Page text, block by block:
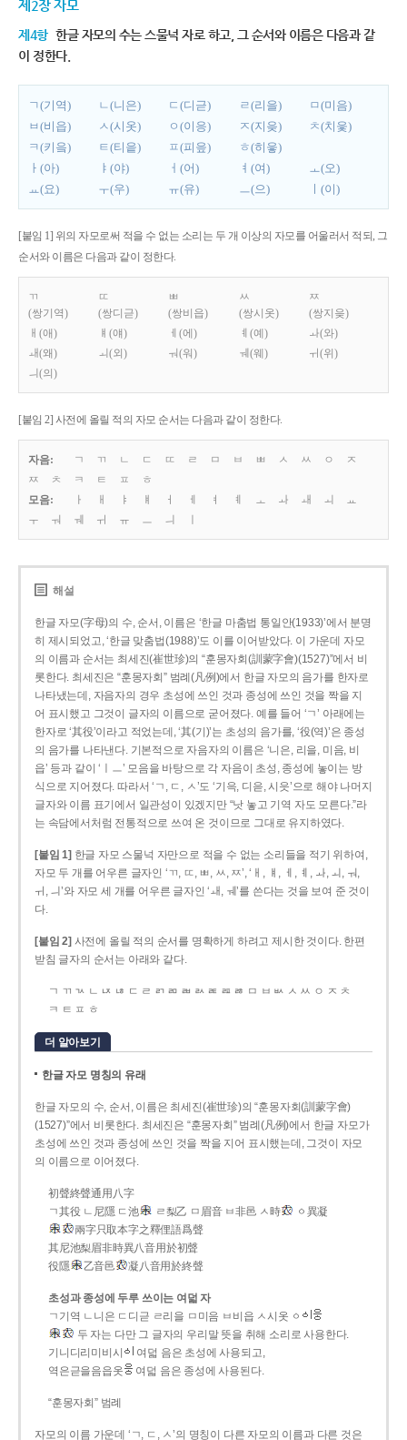
제2장 자모
제4항 한글 자모의 수는 스물넉 자로 하고, 그 순서와 이름은 다음과 같
이 정한다.
ㄱ(기역) ㄴ(니은) ㄷ(디귿) ㄹ(리을)
ㅁ(미음)
ㅂ(비읍)
ㅅ(시옷) ㅇ(이응) ㅈ(지읒)
ㅊ(치읓)
ㅋ(키읔)
ㅌ(티읕) ㅍ(피읖)
ㅎ(히읗)
ㅏ(아)
ㅑ(야) ㅓ(어) ㅕ(여)
ㅗ(오)
ㅛ(요)
ㅜ(우) ㅠ(유) ㅡ(으) ㅣ(이)
[붙임 1] 위의 자모로써 적을 수 없는 소리는 두 개 이상의 자모를 어울러서 적되, 그
순서와 이름은 다음과 같이 정한다.
ㄲ
(쌍기역)
ㄸ
(쌍디귿)
ㅃ
(쌍비읍)
ㅆ
(쌍시옷)
ㅉ
(쌍지읒)
ㅐ(애)
ㅒ(얘) ㅔ(에) ㅖ(예)
ㅘ(와)
ㅙ(왜)
ㅚ(외) ㅝ(워) ㅞ(웨)
ㅟ(위)
ㅢ(의)
[붙임 2] 사전에 올릴 적의 자모 순서는 다음과 같이 정한다.
자음: ㄱ ㄲ ㄴ ㄷ ㄸ ㄹ ㅁ ㅂ ㅃ ㅅ ㅆ ㅇ
ㅈ
ㅉ
ㅊ ㅋ ㅌ ㅍ
ㅎ
모음:
ㅏ ㅐ ㅑ ㅒ ㅓ ㅔ ㅕ ㅖ ㅗ ㅘ ㅙ ㅚ
ㅛ
ㅜ
ㅝ ㅞ ㅟ ㅠ ㅡ ㅢ
해설
한글 자모(字母)의 수, 순서, 이름은 ‘한글 마춤법 통일안(1933)’에서 분명
히 제시되었고, ‘한글 맞춤법(1988)’도 이를 이어받았다. 이 가운데 자모
의 이름과 순서는 최세진(崔世珍)의 “훈몽자회(訓蒙字會)(1527)”에서 비
롯한다. 최세진은 “훈몽자회” 범례(凡例)에서 한글 자모의 음가를 한자로
나타냈는데, 자음자의 경우 초성에 쓰인 것과 종성에 쓰인 것을 짝을 지
어 표시했고 그것이 글자의 이름으로 굳어졌다. 예를 들어 ‘ㄱ’ 아래에는
한자로 ‘其役’이라고 적었는데, ‘其(기)’는 초성의 음가를, ‘役(역)’은 종성
의 음가를 나타낸다. 기본적으로 자음자의 이름은 ‘니은, 리을, 미음, 비
읍’ 등과 같이 ‘ㅣㅡ’ 모음을 바탕으로 각 자음이 초성, 종성에 놓이는 방
식으로 지어졌다. 따라서 ‘ㄱ, ㄷ, ㅅ’도 ‘기윽, 디읃, 시읏’으로 해야 나머지
글자와 이름 표기에서 일관성이 있겠지만 “낫 놓고 기역 자도 모른다.”라
는 속담에서처럼 전통적으로 쓰여 온 것이므로 그대로 유지하였다.
[붙임 1] 한글 자모 스물넉 자만으로 적을 수 없는 소리들을 적기 위하여,
자모 두 개를 어우른 글자인 ‘ㄲ, ㄸ, ㅃ, ㅆ, ㅉ’, ‘ㅐ, ㅒ, ㅔ, ㅖ, ㅘ, ㅚ, ㅝ,
ㅟ, ㅢ’와 자모 세 개를 어우른 글자인 ‘ㅙ, ㅞ’를 쓴다는 것을 보여 준 것이
다.
[붙임 2] 사전에 올릴 적의 순서를 명확하게 하려고 제시한 것이다. 한편
받침 글자의 순서는 아래와 같다.
ㄱ ㄲ ㄳ ㄴ ㄵ ㄶ ㄷ ㄹ ㄺ ㄻ ㄼ ㄽ ㄾ ㄿ ㅀ ㅁ ㅂ ㅄ ㅅ ㅆ ㅇ ㅈ ㅊ
ㅋ ㅌ ㅍ ㅎ
더 알아보기
한글 자모 명칭의 유래
한글 자모의 수, 순서, 이름은 최세진(崔世珍)의 “훈몽자회(訓蒙字會)
(1527)”에서 비롯한다. 최세진은 “훈몽자회” 범례(凡例)에서 한글 자모가
초성에 쓰인 것과 종성에 쓰인 것을 짝을 지어 표시했는데, 그것이 자모
의 이름으로 이어졌다.
初聲終聲通用八字
ㄱ其役 ㄴ尼隱 ㄷ池
ㄹ梨乙 ㅁ眉音 ㅂ非邑 ㅅ時
ㆁ異凝
兩字只取本字之釋俚語爲聲
其尼池梨眉非時異八音用於初聲
役隱
乙音邑 凝八音用於終聲
초성과 종성에 두루 쓰이는 여덟 자
ㄱ기역 ㄴ니은 ㄷ디귿 ㄹ리을 ㅁ미음 ㅂ비읍 ㅅ시옷 ㆁ
두 자는 다만 그 글자의 우리말 뜻을 취해 소리로 사용한다.
기니디리미비시
여덟 음은 초성에 사용되고,
역은귿을음읍옷
여덟 음은 종성에 사용된다.
“훈몽자회” 범례
자모의 이름 가운데 ‘ㄱ, ㄷ, ㅅ’의 명칭이 다른 자모의 이름과 다른 것은